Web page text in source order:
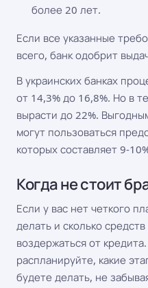
более 20 лет.
Если все указанные
всего, банк одобрит
В украинских банках
от 14,3% до 16,8%. Но в
вырасти до 22%.
могут пользоваться
которых составляет 9-
Когда не стоит
Если у вас нет четкого
делать и сколько
воздержаться от
распланируйте, какие
будете делать, не